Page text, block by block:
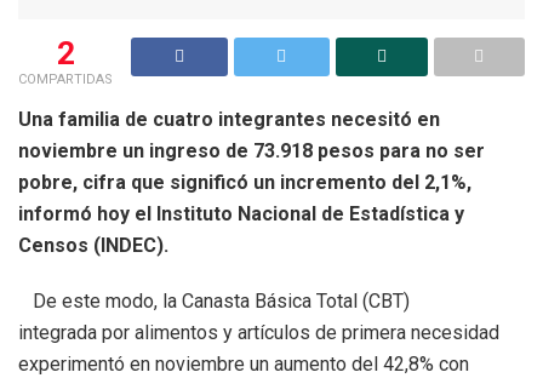
2
COMPARTIDAS
Una familia de cuatro integrantes necesitó en
noviembre un ingreso de 73.918 pesos para no ser
pobre, cifra que significó un incremento del 2,1%,
informó hoy el Instituto Nacional de Estadística y
Censos (INDEC).
De este modo, la Canasta Básica Total (CBT)
integrada por alimentos y artículos de primera necesidad
experimentó en noviembre un aumento del 42,8% con